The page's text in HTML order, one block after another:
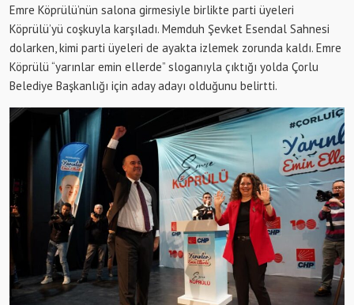
Emre Köprülü’nün salona girmesiyle birlikte parti üyeleri
Köprülü’yü coşkuyla karşıladı. Memduh Şevket Esendal Sahnesi
dolarken, kimi parti üyeleri de ayakta izlemek zorunda kaldı. Emre
Köprülü “yarınlar emin ellerde” sloganıyla çıktığı yolda Çorlu
Belediye Başkanlığı için aday adayı olduğunu belirtti.